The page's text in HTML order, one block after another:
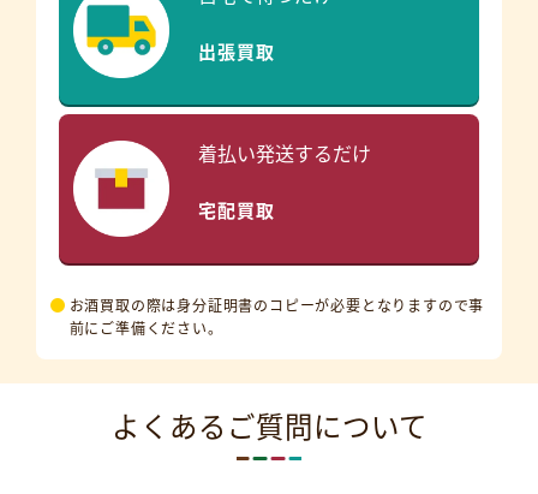
出張買取
着払い発送するだけ
宅配買取
お酒買取の際は身分証明書のコピーが必要となりますので事
前にご準備ください。
よくあるご質問について